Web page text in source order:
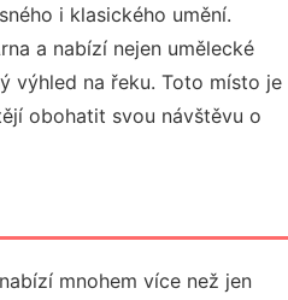
i klasického umění.
a nabízí nejen umělecké
výhled na řeku. Toto místo je
obohatit svou návštěvu o
mnohem více než jen